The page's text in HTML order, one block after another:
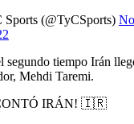
(@TyCSports)
segundo tiempo Irán
Mehdi Taremi.
IRÁN! 🇮🇷